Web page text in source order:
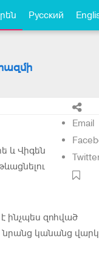
Русский
Email
և Վիգեն
ինչպես զոհված
նրանց կանանց